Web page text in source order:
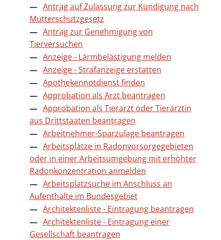
Antrag auf Zulassung zur Kündigung nach
Mutterschutzgesetz
Antrag zur Genehmigung von
Tierversuchen
Anzeige - Lärmbelästigung melden
Anzeige - Strafanzeige erstatten
Apothekennotdienst finden
Approbation als Arzt beantragen
Approbation als Tierarzt oder Tierärztin
aus Drittstaaten beantragen
Arbeitnehmer-Sparzulage beantragen
Arbeitsplätze in Radonvorsorgegebieten
oder in einer Arbeitsumgebung mit erhöhter
Radonkonzentration anmelden
Arbeitsplatzsuche im Anschluss an
Aufenthalte im Bundesgebiet
Architektenliste - Eintragung beantragen
Architektenliste - Eintragung einer
Gesellschaft beantragen